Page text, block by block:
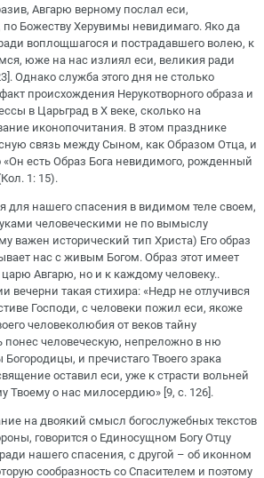
Авгарю верному послал еси,
Божеству Херувимы невидимаго. Яко да
воплощшагося и пострадавшего волею, к
юже на нас излиял еси, великия ради
Однако служба этого дня не столько
происхождения Нерукотворного образа и
в Царьград в X веке, сколько на
иконопочитания. В этом празднике
связь между Сыном, как Образом Отца, и
есть Образ Бога невидимого, рожденный
1: 15).
для нашего спасения в видимом теле своем,
человеческими не по вымыслу
важен исторический тип Христа) Его образ
нас с живым Богом. Образ этот имеет
Авгарю, но и к каждому человеку..
вечерни такая стихира: «Недр не отлучився
Господи, с человеки пожил еси, якоже
человеколюбия от веков тайну
человеческую, непреложно в ню
и пречистаго Твоего зрака
оставил еси, уже к страсти вольней
Твоему о нас милосердию» [9, с. 126].
на двоякий смысл богослужебных текстов
говорится о Единосущном Богу Отцу
нашего спасения, с другой – об иконном
сообразность со Спасителем и поэтому